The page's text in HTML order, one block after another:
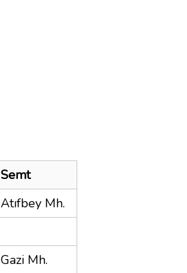
Semt
Atıfbey Mh.
Gazi Mh.